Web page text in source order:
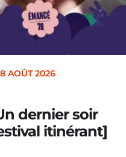
SAMEDI 29 AOÛT 2026
Chandail
dernier soir d’été :